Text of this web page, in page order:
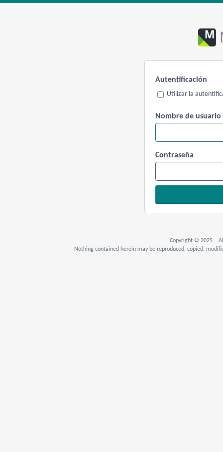
Autentificación
Utilizar la
Nombre de usuario
Contraseña
Copyright © 2025. All
Nothing contained herein may be reproduced, copied,